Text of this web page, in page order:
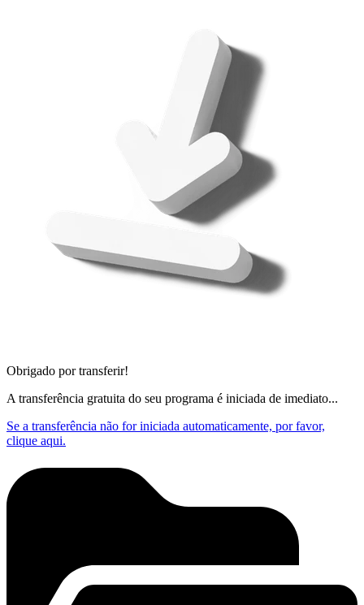
Obrigado por transferir!
A transferência gratuita do seu programa é iniciada de imediato...
Se a transferência não for iniciada automaticamente, por favor,
clique aqui.